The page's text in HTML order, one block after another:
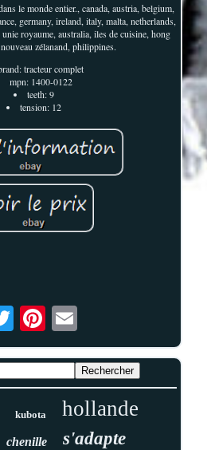
le monde entier., canada, austria, belgium,
germany, ireland, italy, malta, netherlands,
royaume, australia, iles de cuisine, hong
zélanand, philippines.
tracteur complet
mpn: 1400-0122
teeth: 9
tension: 12
kubota hollande
chenille s'adapte